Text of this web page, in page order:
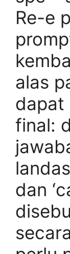
Re-e
alas
dapat
final:
dan